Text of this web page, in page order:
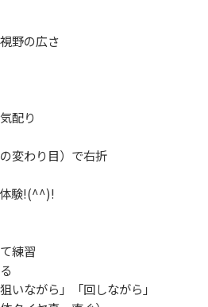
野の広さ
配り
変わり目）で右折
験!(^^)!
練習
いながら」「回しながら」